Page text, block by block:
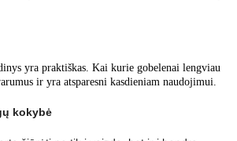
yra praktiškas. Kai kurie gobelenai lengviau
ir yra atsparesni kasdieniam naudojimui.
kokybė